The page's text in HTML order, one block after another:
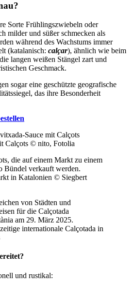
Sorte Frühlingszwiebeln oder
milder und süßer schmecken als
während des Wachstums immer
(katalanisch: calçar), ähnlich wie beim
langen weißen Stängel zart und
Geschmack.
sogar eine geschützte geografische
das ihre Besonderheit
Calçots © nito, Fotolia
in Katalonien © Siegbert
internationale Calçotada in
und rustikal: